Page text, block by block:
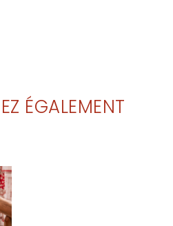
ÉGALEMENT